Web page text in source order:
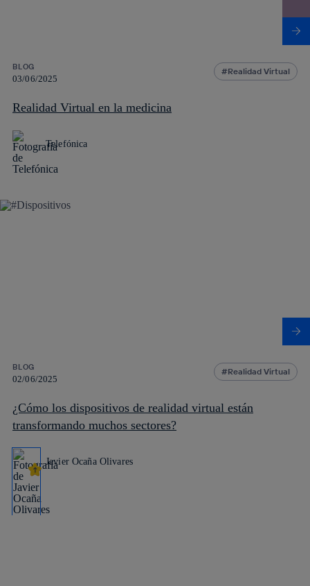
BLOG
03/06/2025
Realidad Virtual
Realidad Virtual en la medicina
Telefónica
BLOG
02/06/2025
Realidad Virtual
¿Cómo los dispositivos de realidad virtual están
transformando muchos sectores?
Javier Ocaña Olivares